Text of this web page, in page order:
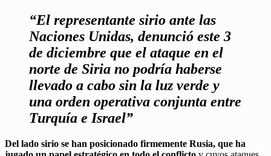
“El representante sirio ante las
Naciones Unidas, denunció este 3
de diciembre que el ataque en el
norte de Siria no podría haberse
llevado a cabo sin la luz verde y
una orden operativa conjunta entre
Turquía e Israel”
Del lado sirio se han posicionado firmemente Rusia, que ha